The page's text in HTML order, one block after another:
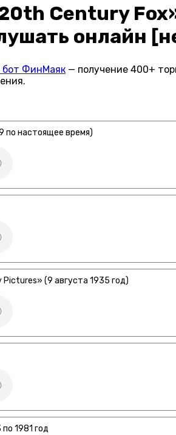
Century
онлайн
бот ФинМаяк — получение 400+
по настоящее время)
(9 августа 1935 год)
1981 год